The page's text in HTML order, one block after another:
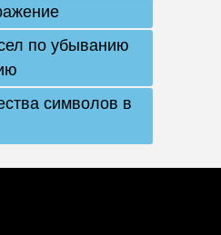
по убыванию
символов в